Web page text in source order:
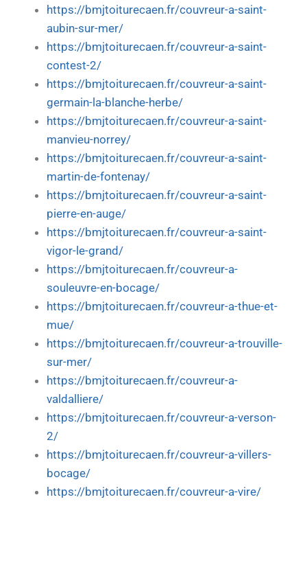
https://bmjtoiturecaen.fr/couvreur-a-saint-
aubin-sur-mer/
https://bmjtoiturecaen.fr/couvreur-a-saint-
contest-2/
https://bmjtoiturecaen.fr/couvreur-a-saint-
germain-la-blanche-herbe/
https://bmjtoiturecaen.fr/couvreur-a-saint-
manvieu-norrey/
https://bmjtoiturecaen.fr/couvreur-a-saint-
martin-de-fontenay/
https://bmjtoiturecaen.fr/couvreur-a-saint-
pierre-en-auge/
https://bmjtoiturecaen.fr/couvreur-a-saint-
vigor-le-grand/
https://bmjtoiturecaen.fr/couvreur-a-
souleuvre-en-bocage/
https://bmjtoiturecaen.fr/couvreur-a-thue-et-
mue/
https://bmjtoiturecaen.fr/couvreur-a-trouville-
sur-mer/
https://bmjtoiturecaen.fr/couvreur-a-
valdalliere/
https://bmjtoiturecaen.fr/couvreur-a-verson-
2/
https://bmjtoiturecaen.fr/couvreur-a-villers-
bocage/
https://bmjtoiturecaen.fr/couvreur-a-vire/